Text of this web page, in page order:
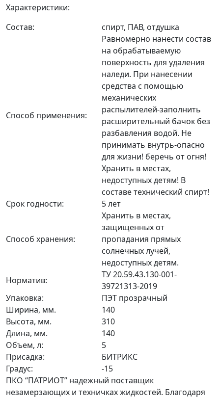
Характеристики:
Состав:
спирт, ПАВ, отдушка
Способ применения:
Равномерно нанести состав
на обрабатываемую
поверхность для удаления
наледи. При нанесении
средства с помощью
механических
распылителей-заполнить
расширительный бачок без
разбавления водой. Не
принимать внутрь-опасно
для жизни! беречь от огня!
Хранить в местах,
недоступных детям! В
составе технический спирт!
Срок годности:
5 лет
Способ хранения:
Хранить в местах,
защищенных от
пропадания прямых
солнечных лучей,
недоступных детям.
Норматив:
ТУ 20.59.43.130-001-
39721313-2019
Упаковка:
ПЭТ прозрачный
Ширина, мм.
140
Высота, мм.
310
Длина, мм.
140
Объем, л:
5
Присадка:
БИТРИКС
Градус:
-15
ПКО “ПАТРИОТ” надежный поставщик
незамерзающих и техничках жидкостей. Благодаря